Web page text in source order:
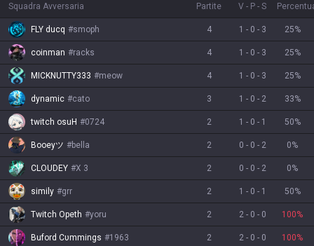
Squadra Avversaria Partite V - P - S
FLY ducq #smoph 4 1 - 0 - 3 25%
coinman #racks 4 1 - 0 - 3 25%
MICKNUTTY333 #meow 4 1 - 0 - 3 25%
dynamic #cato 3 1 - 0 - 2 33%
twitch osuH #0724 2 1 - 0 - 1 50%
Booeyツ #bella 2 0 - 0 - 2 0%
CLOUDEY #X 3 2 0 - 0 - 2 0%
simily #grr 2 1 - 0 - 1 50%
Twitch Opeth #yoru 2 2 - 0 - 0 100%
Buford Cυmmings #1963 2 2 - 0 - 0 100%